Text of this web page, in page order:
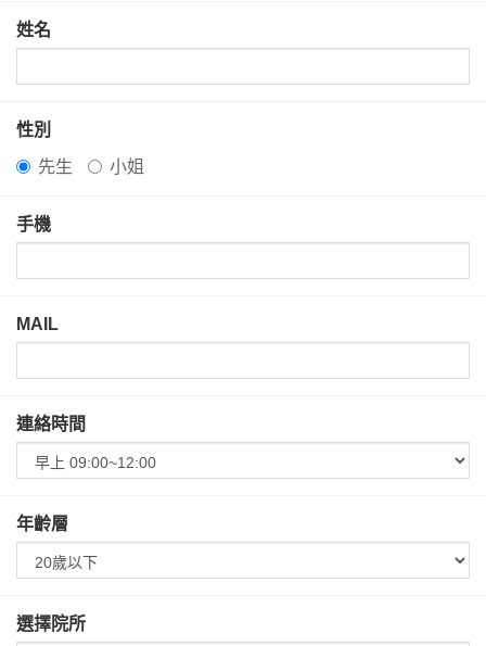
姓名
性別
先生
小姐
手機
MAIL
連絡時間
年齡層
選擇院所